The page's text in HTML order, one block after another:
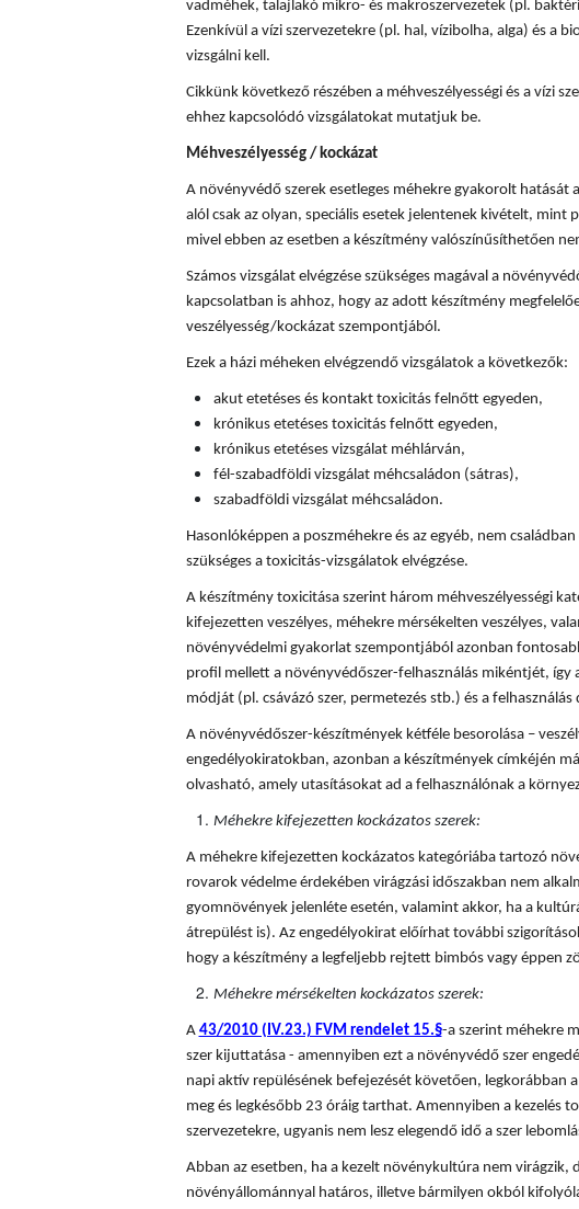
vadméhek, talajlakó mikro- és makroszervezetek (pl.
Ezenkívül a vízi szervezetekre (pl. hal, vízibolha, alga) és a
vizsgálni kell.
Cikkünk következő részében a méhveszélyességi és a vízi
ehhez kapcsolódó vizsgálatokat mutatjuk be.
Méhveszélyesség / kockázat
A növényvédő szerek esetleges méhekre gyakorolt hatását
alól csak az olyan, speciális esetek jelentenek kivételt, mint
mivel ebben az esetben a készítmény valószínűsíthetően
Számos vizsgálat elvégzése szükséges magával a
kapcsolatban is ahhoz, hogy az adott készítmény
veszélyesség/kockázat szempontjából.
Ezek a házi méheken elvégzendő vizsgálatok a következők:
akut etetéses és kontakt toxicitás felnőtt egyeden,
krónikus etetéses toxicitás felnőtt egyeden,
krónikus etetéses vizsgálat méhlárván,
fél-szabadföldi vizsgálat méhcsaládon (sátras),
szabadföldi vizsgálat méhcsaládon.
Hasonlóképpen a poszméhekre és az egyéb, nem
szükséges a toxicitás-vizsgálatok elvégzése.
A készítmény toxicitása szerint három méhveszélyességi
kifejezetten veszélyes, méhekre mérsékelten veszélyes,
növényvédelmi gyakorlat szempontjából azonban
profil mellett a növényvédőszer-felhasználás mikéntjét,
módját (pl. csávázó szer, permetezés stb.) és a felhasználás
A növényvédőszer-készítmények kétféle besorolása –
engedélyokiratokban, azonban a készítmények címkéjén
olvasható, amely utasításokat ad a felhasználónak a
Méhekre kifejezetten kockázatos szerek:
A méhekre kifejezetten kockázatos kategóriába tartozó
rovarok védelme érdekében virágzási időszakban nem
gyomnövények jelenléte esetén, valamint akkor, ha a
átrepülést is). Az engedélyokirat előírhat további
hogy a készítmény a legfeljebb rejtett bimbós vagy éppen
Méhekre mérsékelten kockázatos szerek:
A 43/2010 (IV.23.) FVM rendelet 15.§-a szerint méhekre
szer kijuttatása - amennyiben ezt a növényvédő szer
napi aktív repülésének befejezését követően, legkorábban
meg és legkésőbb 23 óráig tarthat. Amennyiben a kezelés
szervezetekre, ugyanis nem lesz elegendő idő a szer
Abban az esetben, ha a kezelt növénykultúra nem
növényállománnyal határos, illetve bármilyen okból